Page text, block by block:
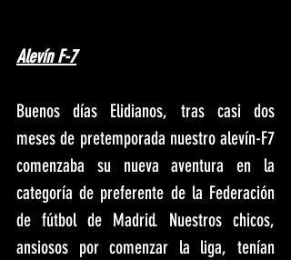
Alevín F-7
Buenos días Elidianos, tras casi dos
meses de pretemporada nuestro alevín-F7
comenzaba su nueva aventura en la
categoría de preferente de la Federación
de fútbol de Madrid. Nuestros chicos,
ansiosos por comenzar la liga, tenían